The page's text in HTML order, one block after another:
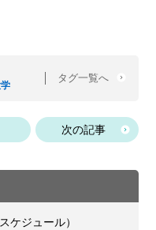
タグ一覧へ
次の記事
ケジュール）